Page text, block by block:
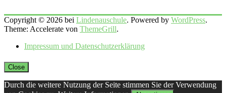
Copyright © 2026 bei Lindenauschule. Powered by WordPress.
Theme: Accelerate von ThemeGrill.
Impressum und Datenschutzerklärung
Close
Durch die weitere Nutzung der Seite stimmen Sie der Verwendung